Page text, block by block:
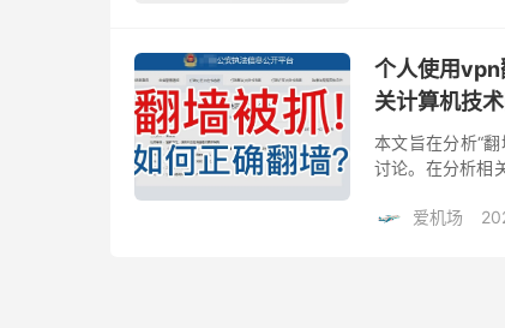
个人使用
关计算机技
本文旨在分析“
讨论。在分析相
题，...爱机场